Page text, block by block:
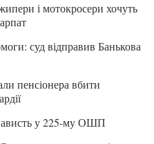
і мотокросери хочуть
суд відправив Банькова
пенсіонера вбити
у 225-му ОШП